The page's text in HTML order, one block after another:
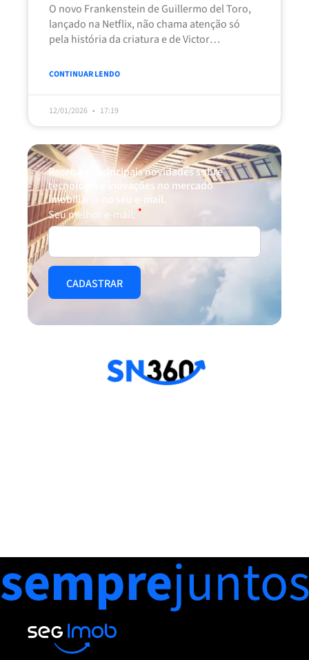
O novo Frankenstein de Guillermo del Toro,
lançado na Netflix, não chama atenção só
pela história da criatura e de Victor
CONTINUAR LENDO
12/01/2026 17:19
Receba as principais novidades sobre
tecnologia e inovações no mercado
imobiliário no seu e-mail.
Seu melhor e-mail: *
sempre